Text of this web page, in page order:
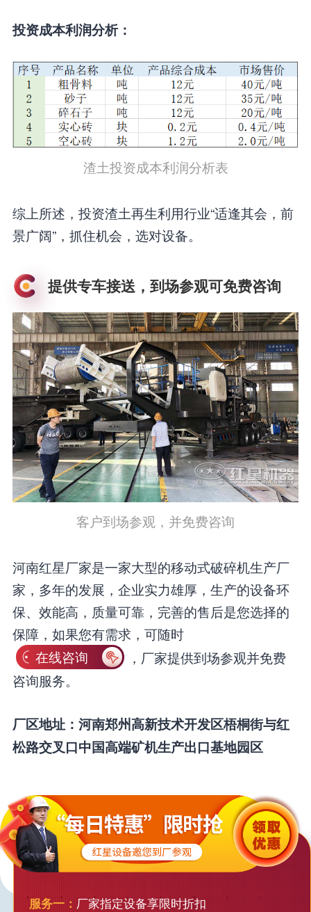
投资成本利润分析：
渣土投资成本利润分析表
综上所述，投资渣土再生利用行业“适逢其会，前
景广阔”，抓住机会，选对设备。
提供专车接送，到场参观可免费咨询
客户到场参观，并免费咨询
河南红星厂家是一家大型的移动式破碎机生产厂
家，多年的发展，企业实力雄厚，生产的设备环
保、效能高，质量可靠，完善的售后是您选择的
保障，如果您有需求，可随时
在线咨询
，厂家提供到场参观并免费
咨询服务。
厂区地址：河南郑州高新技术开发区梧桐街与红
松路交叉口中国高端矿机生产出口基地园区
服务一： 厂家指定设备享限时折扣